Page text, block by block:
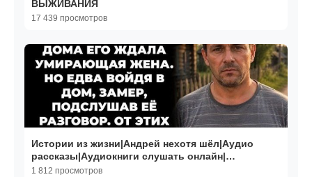
ВЫЖИВАНИЯ
17 439 просмотров
Истории из жизни|Андрей нехотя шёл|Аудио
рассказы|Аудиокниги слушать онлайн|
Жизненные истории
1 812 просмотров